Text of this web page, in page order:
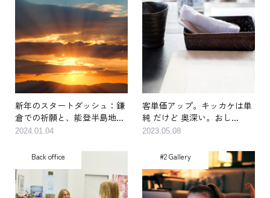
新年のスタートダッシュ：鎌
倉での祈願と、能登半島地...
客単価アップ。キッカケは単
純 だけど 奥深い。おし...
#2 Gallery